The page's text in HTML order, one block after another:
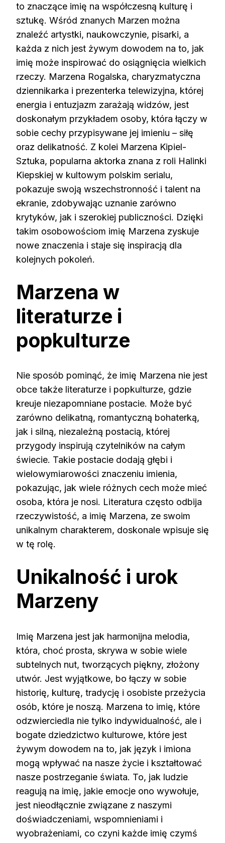
to znaczące imię na współczesną kulturę i
sztukę. Wśród znanych Marzen można
znaleźć artystki, naukowczynie, pisarki, a
każda z nich jest żywym dowodem na to, jak
imię może inspirować do osiągnięcia wielkich
rzeczy. Marzena Rogalska, charyzmatyczna
dziennikarka i prezenterka telewizyjna, której
energia i entuzjazm zarażają widzów, jest
doskonałym przykładem osoby, która łączy w
sobie cechy przypisywane jej imieniu – siłę
oraz delikatność. Z kolei Marzena Kipiel-
Sztuka, popularna aktorka znana z roli Halinki
Kiepskiej w kultowym polskim serialu,
pokazuje swoją wszechstronność i talent na
ekranie, zdobywając uznanie zarówno
krytyków, jak i szerokiej publiczności. Dzięki
takim osobowościom imię Marzena zyskuje
nowe znaczenia i staje się inspiracją dla
kolejnych pokoleń.
Marzena w
literaturze i
popkulturze
Nie sposób pominąć, że imię Marzena nie jest
obce także literaturze i popkulturze, gdzie
kreuje niezapomniane postacie. Może być
zarówno delikatną, romantyczną bohaterką,
jak i silną, niezależną postacią, której
przygody inspirują czytelników na całym
świecie. Takie postacie dodają głębi i
wielowymiarowości znaczeniu imienia,
pokazując, jak wiele różnych cech może mieć
osoba, która je nosi. Literatura często odbija
rzeczywistość, a imię Marzena, ze swoim
unikalnym charakterem, doskonale wpisuje się
w tę rolę.
Unikalność i urok
Marzeny
Imię Marzena jest jak harmonijna melodia,
która, choć prosta, skrywa w sobie wiele
subtelnych nut, tworzących piękny, złożony
utwór. Jest wyjątkowe, bo łączy w sobie
historię, kulturę, tradycję i osobiste przeżycia
osób, które je noszą. Marzena to imię, które
odzwierciedla nie tylko indywidualność, ale i
bogate dziedzictwo kulturowe, które jest
żywym dowodem na to, jak język i imiona
mogą wpływać na nasze życie i kształtować
nasze postrzeganie świata. To, jak ludzie
reagują na imię, jakie emocje ono wywołuje,
jest nieodłącznie związane z naszymi
doświadczeniami, wspomnieniami i
wyobrażeniami, co czyni każde imię czymś